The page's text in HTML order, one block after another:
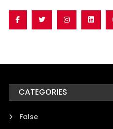
CATEGORIES
False